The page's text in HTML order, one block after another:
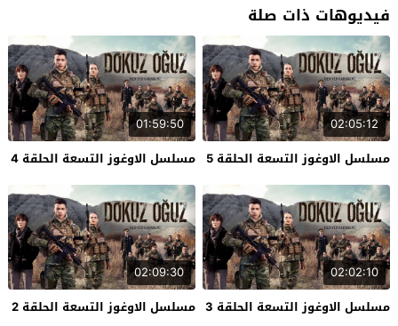
فيديوهات ذات صلة
02:05:12
مسلسل الاوغوز التسعة الحلقة 5
01:59:50
مسلسل الاوغوز التسعة الحلقة 4
02:02:10
مسلسل الاوغوز التسعة الحلقة 3
02:09:30
مسلسل الاوغوز التسعة الحلقة 2